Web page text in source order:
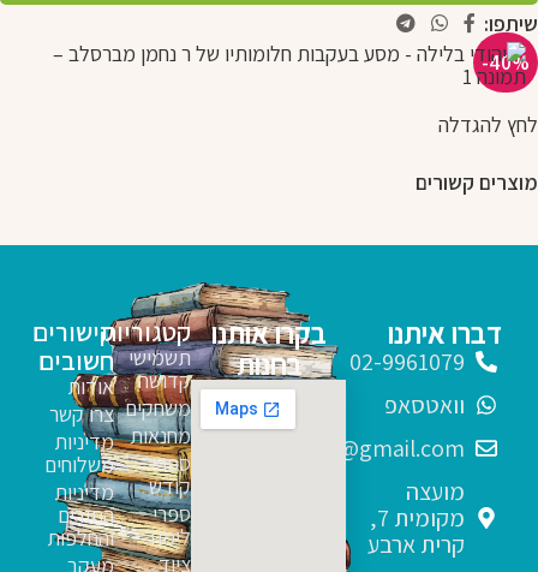
שיתפו:
-40%
לחץ להגדלה
מוצרים קשורים
קטגוריות
תשמישי
קדושה
משחקים
מחנאות
ספרי
קודש
ספרי
לימוד
ציוד
קישורים
חשובים
אודות
צרו קשר
מדיניות
משלוחים
מדיניות
החזרים
והחלפות
מעקב
דברו איתנו
02-9961079
וואטסאפ
sfarim.k4@gmail.com
מועצה
מקומית 7,
קרית ארבע
בקרו אותנו
בחנות